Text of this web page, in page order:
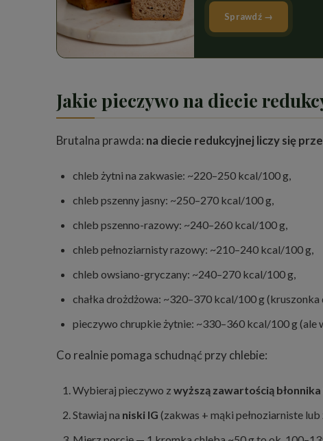
Sprawdź →
Jakie pieczywo na diecie
Brutalna prawda: na diecie redukcyjnej liczy się
chleb żytni na zakwasie: ~220–250 kcal/100 g,
chleb pszenny jasny: ~250–270 kcal/100 g,
chleb pszenno-razowy: ~240–260 kcal/100 g,
chleb pełnoziarnisty razowy: ~210–240 kcal/100 g,
chleb owsiano-gryczany: ~240–270 kcal/100 g,
chałka drożdżowa: ~320–370 kcal/100 g (kruszonka
pieczywo chrupkie żytnie: ~330–360 kcal/100 g (ale
Co realnie pomaga schudnąć przy chlebie:
Wybieraj pieczywo z wyższą zawartością błonnika
Stawiaj na niski IG (zakwas + mąki pełnoziarniste